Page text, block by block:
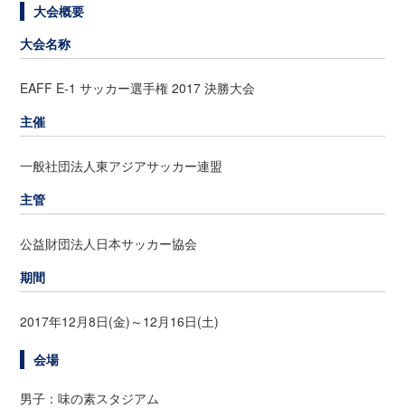
大会概要
大会名称
EAFF E-1 サッカー選手権 2017 決勝大会
主催
一般社団法人東アジアサッカー連盟
主管
公益財団法人日本サッカー協会
期間
2017年12月8日(金)～12月16日(土)
会場
男子：味の素スタジアム